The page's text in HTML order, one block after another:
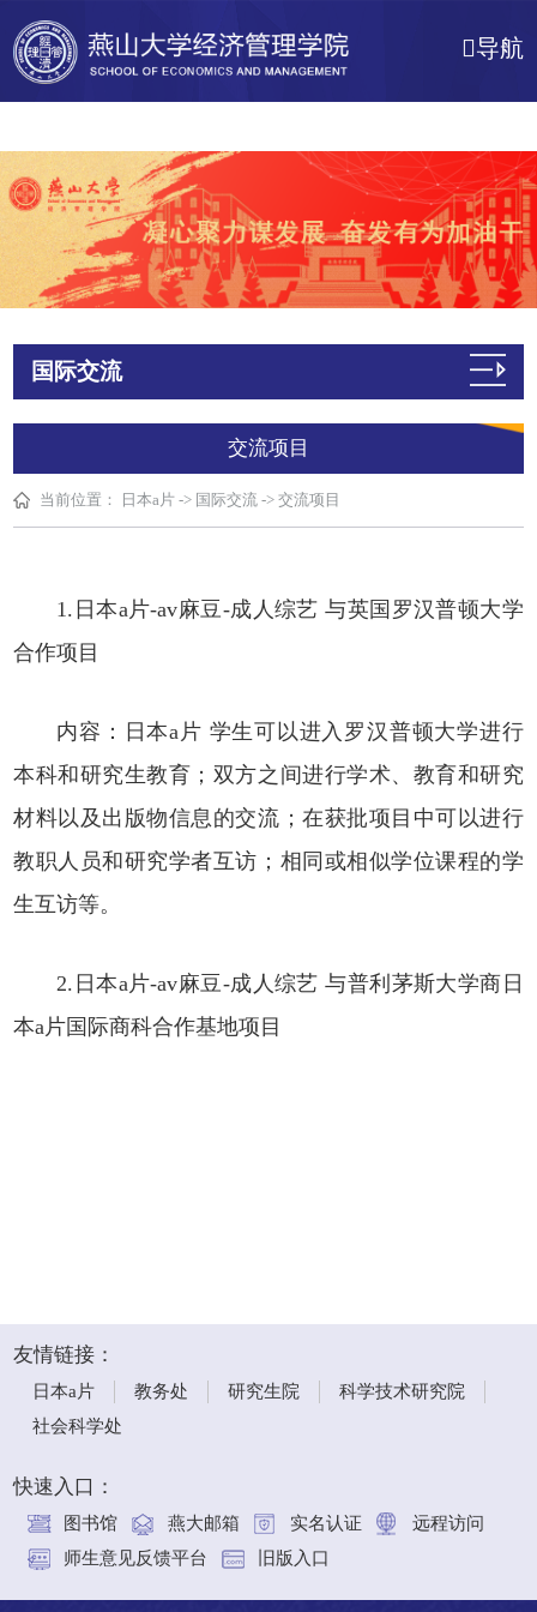
日本a片
导航
国际交流
交流项目
当前位置： 日本a片 -> 国际交流 ->交流项目
1.日本a片-av麻豆-成人综艺 与英国罗汉普顿大学
合作项目
内容：日本a片 学生可以进入罗汉普顿大学进行
本科和研究生教育；双方之间进行学术、教育和研究
材料以及出版物信息的交流；在获批项目中可以进行
教职人员和研究学者互访；相同或相似学位课程的学
生互访等。
2.日本a片-av麻豆-成人综艺 与普利茅斯大学商日
本a片国际商科合作基地项目
友情链接：
日本a片 教务处 研究生院
科学技术研究院
社会科学处
快速入口：
图书馆 燕大邮箱 实名认证
远程访问
师生意见反馈平台
旧版入口